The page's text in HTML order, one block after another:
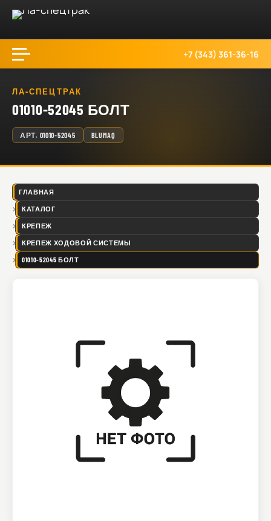
+7 (343) 361-36-16
ЛА-СПЕЦТРАК
01010-52045 БОЛТ
АРТ. 01010-52045 BLUMAQ
ГЛАВНАЯ
КАТАЛОГ
КРЕПЕЖ
КРЕПЕЖ ХОДОВОЙ СИСТЕМЫ
01010-52045 БОЛТ